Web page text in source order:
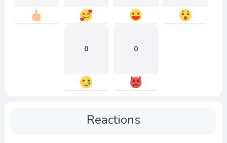
0 0
Reactions